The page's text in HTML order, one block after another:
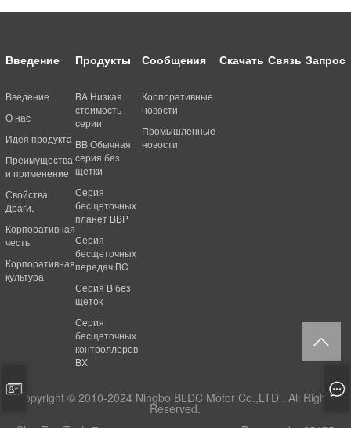
Введение
Введение
О нас
Идея продукта
Преимущества
и применение
Свойства
Драги.
Корпоративная
честь
Корпоративная
культура
Продукты
BA Низкая
стоимость
серии
BB Обычная
серия без
щетки
Серия
бесщеточных
планет BBP
Серия
бесщеточных
передач BC
Серия B без
щеток
Серия
бесщеточных
контроллеров
BX
Сообщения
Корпоративные
новости
Промышленные
новости
Скачать Связь Запрос
Copyright © 2010-2024 Ningbo BLDC Motor Co.,LTD . All Rights
Reserved.